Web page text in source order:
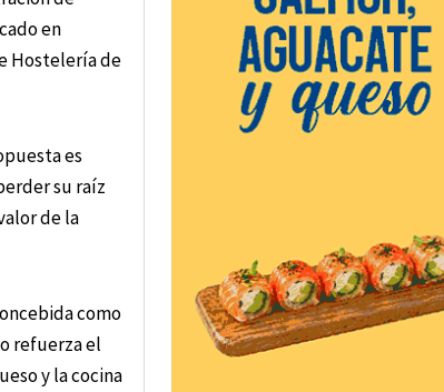
en
Hostelería de
es
su raíz
de la
como
refuerza el
y la cocina